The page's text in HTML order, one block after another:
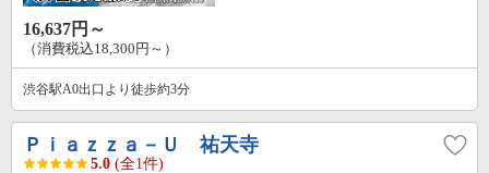
16,637円～
（消費税込18,300円～）
渋谷駅A0出口より徒歩約3分
Ｐｉａｚｚａ－Ｕ 祐天寺
5.0 (全1件)